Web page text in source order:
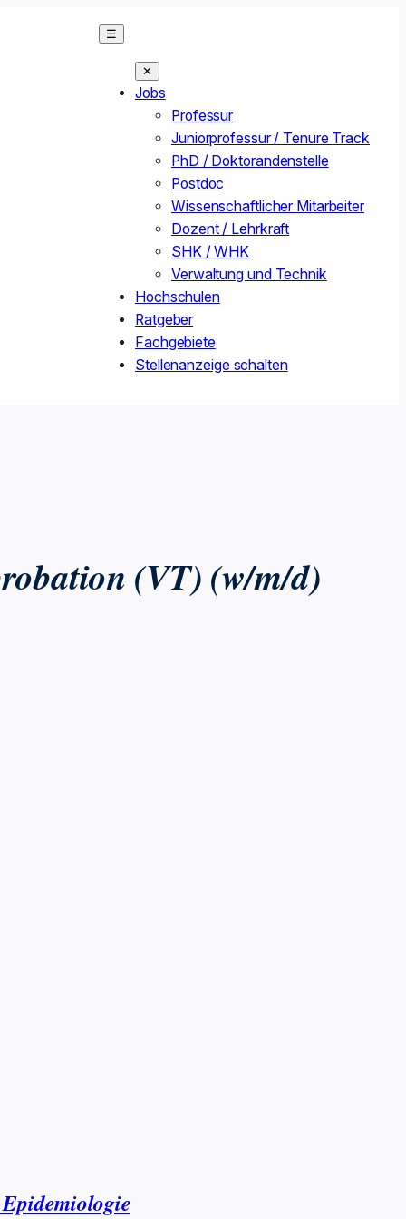
☰
✕
Jobs
Professur
Juniorprofessur / Tenure Track
PhD / Doktorandenstelle
Postdoc
Wissenschaftlicher Mitarbeiter
Dozent / Lehrkraft
SHK / WHK
Verwaltung und Technik
Hochschulen
Ratgeber
Fachgebiete
Stellenanzeige schalten
(VT) (w/m/d)